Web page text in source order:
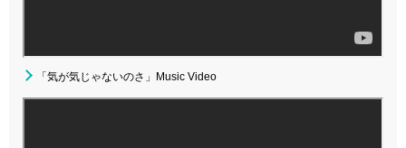
「気が気じゃないのさ」Music Video